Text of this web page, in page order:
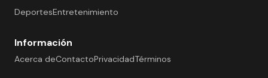
DeportesEntretenimiento
Información
Acerca deContactoPrivacidadTérminos